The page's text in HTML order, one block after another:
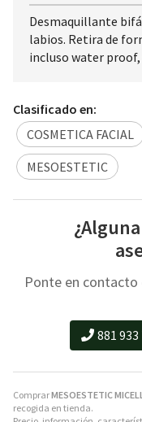
ComprarMESOESTETIC
recogida en tienda.
Desmaquillante
labios. Retira de
incluso water
Clasificado en:
COSMETICA FACIAL
MESOESTETIC
Ponte en
881 933